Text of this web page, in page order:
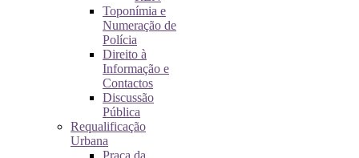
Toponímia e
Numeração de
Polícia
Direito à
Informação e
Contactos
Discussão
Pública
Requalificação
Urbana
Praça da